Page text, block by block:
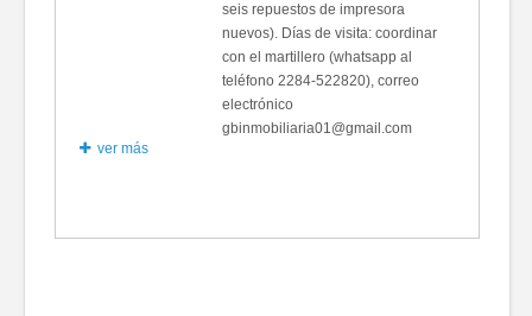
seis repuestos de impresora
nuevos). Días de visita: coordinar
con el martillero (whatsapp al
teléfono 2284-522820), correo
electrónico
gbinmobiliaria01@gmail.com
ver más